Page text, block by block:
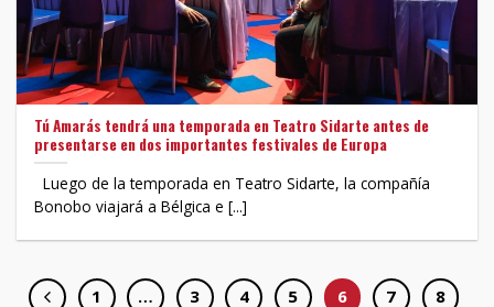
Tú Amarás tendrá una temporada en Teatro Sidarte antes de
presentarse en dos importantes festivales de Europa
Luego de la temporada en Teatro Sidarte, la compañía
Bonobo viajará a Bélgica e [...]
1 … 3 4 5 6 7
8